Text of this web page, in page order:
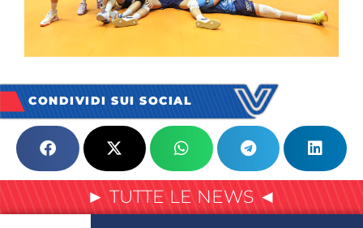
CONDIVIDI SUI SOCIAL
► TUTTE LE NEWS ◄